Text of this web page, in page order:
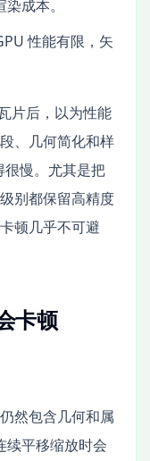
成本。
性能有限，矢
片后，以为性能
、几何简化和样
慢。尤其是把
别都保留高精度
顿几乎不可避
卡顿
然包含几何和属
续平移缩放时会